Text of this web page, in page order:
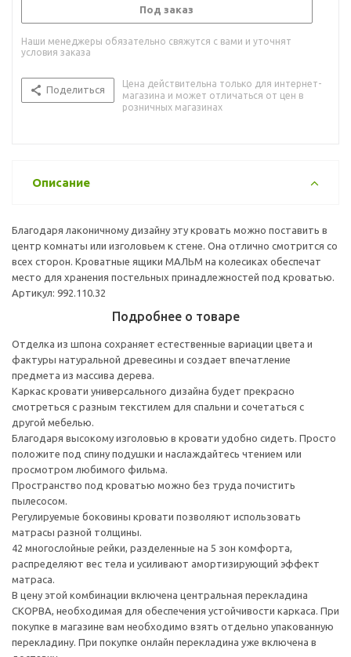
Под заказ
Наши менеджеры обязательно свяжутся с вами и уточнят
условия заказа
Поделиться
Цена действительна только для интернет-
магазина и может отличаться от цен в
розничных магазинах
Описание
Благодаря лаконичному дизайну эту кровать можно поставить в
центр комнаты или изголовьем к стене. Она отлично смотрится со
всех сторон. Кроватные ящики МАЛЬМ на колесиках обеспечат
место для хранения постельных принадлежностей под кроватью.
Артикул: 992.110.32
Подробнее о товаре
Отделка из шпона сохраняет естественные вариации цвета и
фактуры натуральной древесины и создает впечатление
предмета из массива дерева.
Каркас кровати универсального дизайна будет прекрасно
смотреться с разным текстилем для спальни и сочетаться с
другой мебелью.
Благодаря высокому изголовью в кровати удобно сидеть. Просто
положите под спину подушки и наслаждайтесь чтением или
просмотром любимого фильма.
Пространство под кроватью можно без труда почистить
пылесосом.
Регулируемые боковины кровати позволяют использовать
матрасы разной толщины.
42 многослойные рейки, разделенные на 5 зон комфорта,
распределяют вес тела и усиливают амортизирующий эффект
матраса.
В цену этой комбинации включена центральная перекладина
СКОРВА, необходимая для обеспечения устойчивости каркаса. При
покупке в магазине вам необходимо взять отдельно упакованную
перекладину. При покупке онлайн перекладина уже включена в